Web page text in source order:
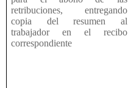
retribuciones, entregando
copia del resumen al
trabajador en el recibo
correspondiente